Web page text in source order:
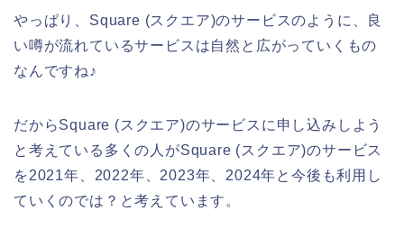
やっぱり、Square (スクエア)のサービスのように、良
い噂が流れているサービスは自然と広がっていくもの
なんですね♪
だからSquare (スクエア)のサービスに申し込みしよう
と考えている多くの人がSquare (スクエア)のサービス
を2021年、2022年、2023年、2024年と今後も利用し
ていくのでは？と考えています。